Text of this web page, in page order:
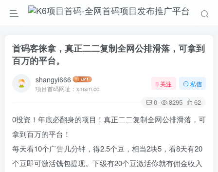
首码客徕拿，真正二二复制全网公排滑落，可拿到
百万的平台。
shangyi666
项目首码网址：xmsm.cc
关注 私信
0 8295 62
0投资！年底必翻身的项目！真正二二复制全网公排滑落，可
拿到百万的平台！
每天看10个广告几分钟，得2.5个豆，相当2块5，看8天有20
个豆即可激活钱包提现。下级有20个豆激活你就有佣金收入